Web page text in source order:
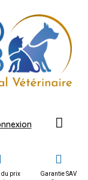
du prix
Garantie SAV